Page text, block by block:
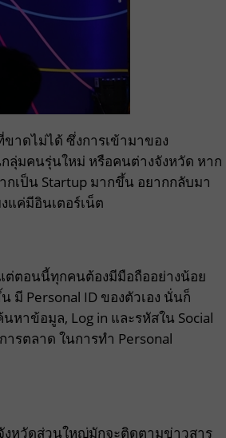
าดไม่ได้ ซึ่งการเข้ามาของ
ลุ่มคนรุ่นใหม่ หรือคนต่างจังหวัด หาก
เป็น Startup มากขึ้น อยากกลับมา
แค่มีอินเตอร์เน็ต
ต่ตอนนี้ทุกคนต้องมีมือถืออย่างน้อย
มี Personal ID ของตัวเอง นั่นก็
หาข้อมูล, Log in และรหัสใน Social
รตลาด ในการทำ Personal
งหวัดส่วนใหญ่มักจะติดตามข่าวสาร